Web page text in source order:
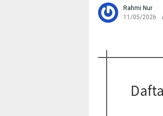
Rahmi Nur
11/05/2026